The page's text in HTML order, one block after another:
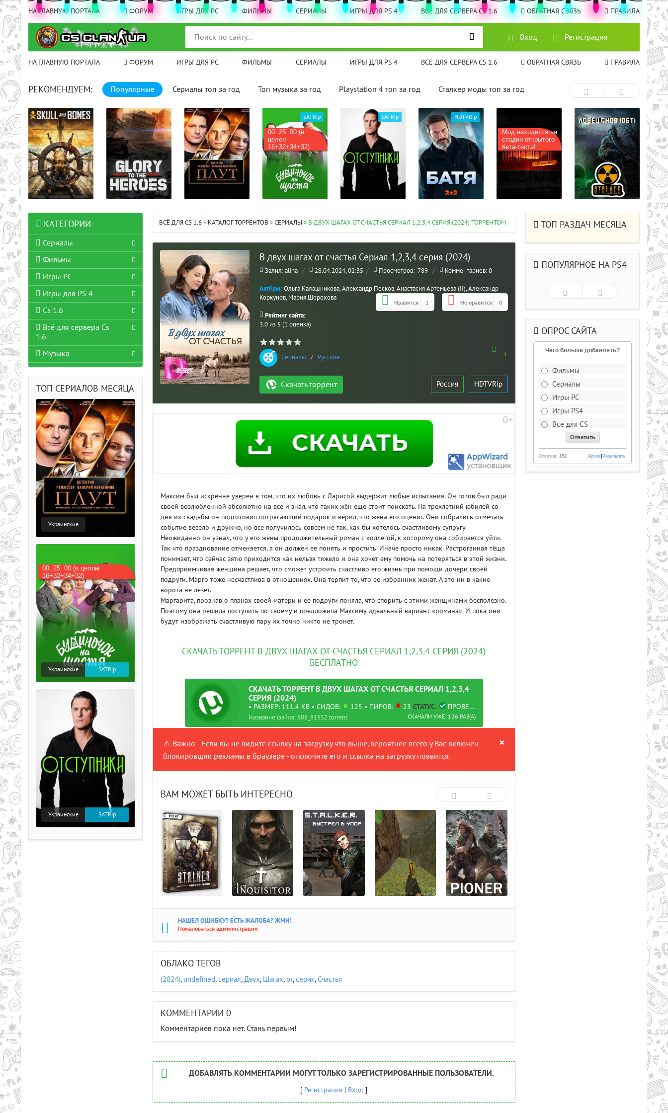
НА ГЛАВНУЮ ПОРТАЛА ФОРУМ ИГРЫ ДЛЯ PC ФИЛЬМЫ СЕРИАЛЫ ИГРЫ ДЛЯ PS 4 ВСЁ ДЛЯ СЕРВЕРА CS 1.6 ОБРАТНАЯ СВЯЗЬ ПРАВИЛА
Вход Регистрация
НА ГЛАВНУЮ ПОРТАЛА ФОРУМ ИГРЫ ДЛЯ PC ФИЛЬМЫ СЕРИАЛЫ ИГРЫ ДЛЯ PS 4 ВСЁ ДЛЯ СЕРВЕРА CS 1.6 ОБРАТНАЯ СВЯЗЬ ПРАВИЛА
Вход Регистрация
РЕКОМЕНДУЕМ: Популярные Сериалы топ за год Топ музыка за год Playstation 4 топ за год Сталкер моды топ за год
00: 25: 00 (в
целом
16+32+34+32)
SATRip SATRip HDTVRip
Мод находится на
стадии открытого
бета-теста!
ВСЁ ДЛЯ CS 1.6» КАТАЛОГ ТОРРЕНТОВ »СЕРИАЛЫ » В ДВУХ ШАГАХ ОТ СЧАСТЬЯ СЕРИАЛ 1,2,3,4 СЕРИЯ (2024) ТОРРЕНТОМ
В двух шагах от счастья Сериал 1,2,3,4 серия (2024)
Залил: alina / 28.04.2024, 02:35 / Просмотров: 789 / Комментариев:0
Актёры:Ольга Калашникова, Александр Песков, Анастасия Артемьева (II), Александр
Коркунов, Мария Шорохова
Нравится 1 Не нравится 0
Рейтинг сайта:
3.0 из 5 (1 оценка)
1
Сериалы / Русские
Скачать торрент HDTVRip
Россия
Максим был искренне уверен в том, что их любовь с Ларисой выдержит любые испытания. Он готов был ради
своей возлюбленной абсолютно на все и знал, что таких жён еще стоит поискать. На трехлетний юбилей со
дня их свадьбы он подготовил потрясающий подарок и верил, что жена его оценит. Они собрались отмечать
событие весело и дружно, но все получилось совсем не так, как бы хотелось счастливому супругу.
Неожиданно он узнал, что у его жены продолжительный роман с коллегой, к которому она собирается уйти.
Так что празднование отменяется, а он должен ее понять и простить. Иначе просто никак. Растроганная тёща
понимает, что сейчас зятю приходится как нельзя тяжело и она хочет ему помочь на потеряться в этой жизни.
Предприимчивая женщина решает, что сможет устроить счастливо его жизнь при помощи дочери своей
подруги. Марго тоже несчастлива в отношениях. Она терпит то, что ее избранник женат. А это ни в какие
ворота не лезет.
Маргарита, прознав о планах своей матери и ее подруги поняла, что спорить с этими женщинами бесполезно.
Поэтому она решила поступить по-своему и предложила Максиму идеальный вариант «романа». И пока они
будут изображать счастливую пару их точно никто не тронет.
СКАЧАТЬ ТОРРЕНТ В ДВУХ ШАГАХ ОТ СЧАСТЬЯ СЕРИАЛ 1,2,3,4 СЕРИЯ (2024)
БЕСПЛАТНО
СКАЧАТЬТОРРЕНТ В ДВУХ ШАГАХ ОТ СЧАСТЬЯ СЕРИАЛ 1,2,3,4
СЕРИЯ (2024)
• РАЗМЕР: 111.4 KB• СИДОВ: 125 • ПИРОВ: 23 СТАТУС: ПРОВЕРЕНО
СКАЧАЛИ УЖЕ: 126 РАЗ(А)
Название файла: 608_81552.torrent
×
⚠️ Важно - Если вы не видите ссылку на загрузку что выше, вероятнее всего у Вас включен -
блокировщик рекламы в браузере - отключите его и ссылка на загрузку появится.
ВАМ МОЖЕТ БЫТЬ ИНТЕРЕСНО
НАШЕЛ ОШИБКУ? ЕСТЬ ЖАЛОБА? ЖМИ!
Пожаловаться администрации
ОБЛАКО ТЕГОВ
(2024), undefined,сериал,Двух, Шагах,от,серия,Счастья
КОММЕНТАРИИ 0
Комментариев пока нет. Стань первым!
ДОБАВЛЯТЬ КОММЕНТАРИИ МОГУТ ТОЛЬКО ЗАРЕГИСТРИРОВАННЫЕ ПОЛЬЗОВАТЕЛИ.
[ Регистрация | Вход ]
КАТЕГОРИИ
Сериалы
Фильмы
Игры PC
Игры для PS 4
Cs 1.6
Всё для сервера Cs
1.6
Музыка
ТОП СЕРИАЛОВ МЕСЯЦА
Украинские
00: 25: 00 (в целом
16+32+34+32)
Украинские SATRip
Украинские SATRip
ТОП РАЗДАЧ МЕСЯЦА
ПОПУЛЯРНОЕ НА PS4
Рейтинг
Рейтинг
2.1/из 5
REPACK
Рейтинг
ОПРОС САЙТА
Чего больше добавлять?
Фильмы
Сериалы
Игры PC
Игры PS4
Все для CS
Ответов:152 Результаты
|
Архив